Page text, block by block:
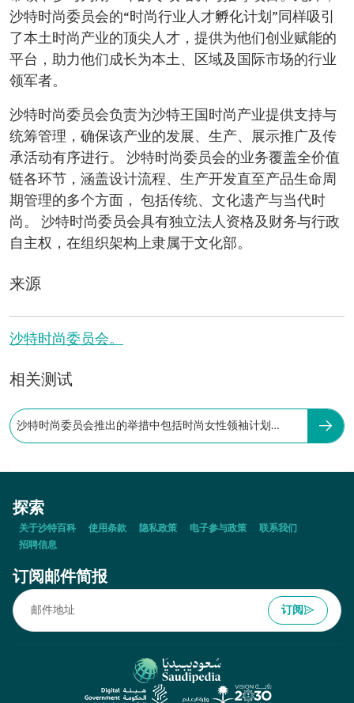
沙特时尚委员会的“时尚行业人才孵化计划​”同样吸引
了本土时尚产业的顶尖人才，提供为他们创业赋能的
平台，助力他们成长为本土、区域及国际市场的行业
领军者。
沙特时尚委员会负责为沙特王国时尚产业提供支持与
统筹管理，确保该产业的发展、生产、展示推广及传
承活动有序进行。 沙特时尚委员会的业务覆盖全价值
链各环节，涵盖设计流程、生产开发直至产品生命周
期管理的多个方面， 包括传统、文化遗产与当代时
尚。 沙特时尚委员会具有独立法人资格及财务与行政
自主权，在组织架构上隶属于文化部。
来源
沙特时尚委员会。
相关测试
沙特时尚委员会推出的举措中包括时尚女性领袖计划
探索
关于沙特百科 使用条款 隐私政策 电子参与政策
联系我们
招聘信息
订阅邮件简报
订阅